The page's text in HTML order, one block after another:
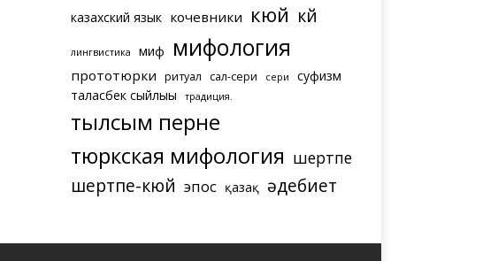
казахский язык кочевники кюй күй
лингвистика миф мифология
прототюрки ритуал сал-сери сери
суфизм
таласбек сыйлығы
традиция.
тылсым перне
тюркская мифология шертпе
шертпе-кюй эпос қазақ әдебиет